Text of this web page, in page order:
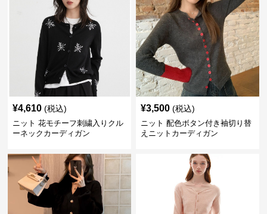
¥4,610 (税込)
ニット 花モチーフ刺繍入りクル
ーネックカーディガン
¥3,500 (税込)
ニット 配色ボタン付き袖切り替
えニットカーディガン